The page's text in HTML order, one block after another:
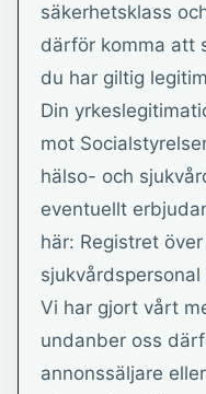
säkerhetsklass
därför komma att
du har giltig
Din
mot
hälso- och
eventuellt
här: Registret
Vi har gjort vårt
undanber oss
annonssäljare